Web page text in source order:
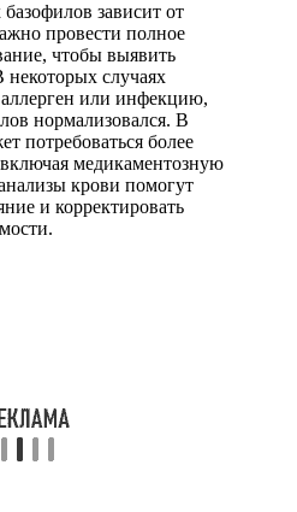
зависит от
провести полное
чтобы выявить
случаях
аллерген или инфекцию,
нормализовался. В
потребоваться более
медикаментозную
крови помогут
и корректировать